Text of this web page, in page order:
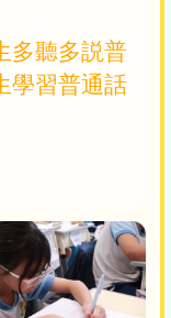
多聽多説普
學習普通話